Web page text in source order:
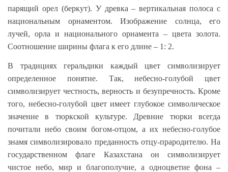
парящий орел (беркут). У древка – вертикальная полоса с
национальным орнаментом. Изображение солнца, его
лучей, орла и национального орнамента – цвета золота.
Соотношение ширины флага к его длине – 1: 2.
В традициях геральдики каждый цвет символизирует
определенное понятие. Так, небесно-голубой цвет
символизирует честность, верность и безупречность. Кроме
того, небесно-голубой цвет имеет глубокое символическое
значение в тюркской культуре. Древние тюрки всегда
почитали небо своим богом-отцом, а их небесно-голубое
знамя символизировало преданность отцу-прародителю. На
государственном флаге Казахстана он символизирует
чистое небо, мир и благополучие, а одноцветие фона –